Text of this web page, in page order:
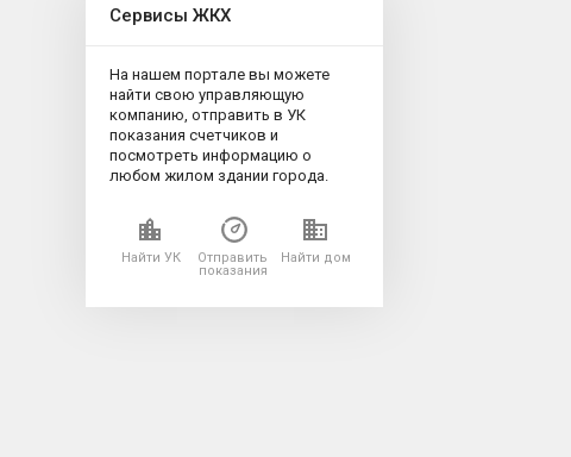
Сервисы ЖКХ
На нашем портале вы можете
найти свою управляющую
компанию, отправить в УК
показания счетчиков и
посмотреть информацию о
любом жилом здании города.
Найти УК
Отправить
показания
Найти дом